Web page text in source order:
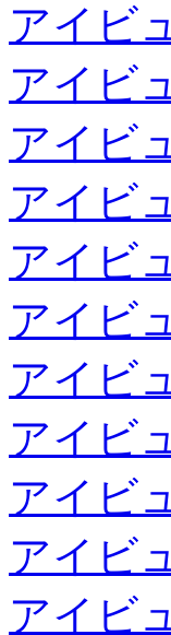
アイビ
アイビ
アイビ
アイビ
アイビ
アイビ
アイビ
アイビ
アイビ
アイビ
アイビ